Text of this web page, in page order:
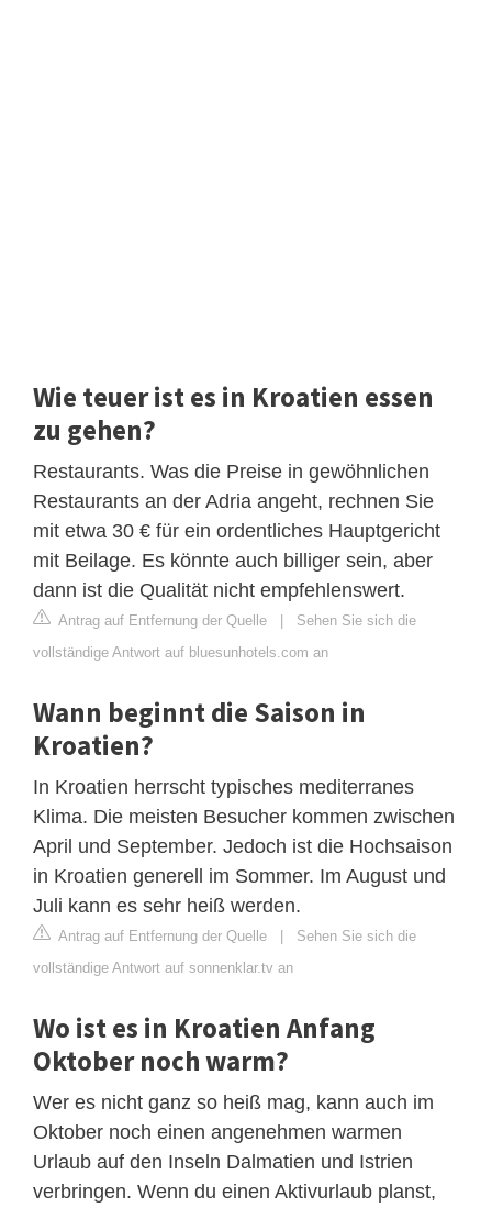
Wie teuer ist es in Kroatien essen
zu gehen?
Restaurants. Was die Preise in gewöhnlichen
Restaurants an der Adria angeht, rechnen Sie
mit etwa 30 € für ein ordentliches Hauptgericht
mit Beilage. Es könnte auch billiger sein, aber
dann ist die Qualität nicht empfehlenswert.
Antrag auf Entfernung der Quelle | Sehen Sie sich die
vollständige Antwort auf bluesunhotels.com an
Wann beginnt die Saison in
Kroatien?
In Kroatien herrscht typisches mediterranes
Klima. Die meisten Besucher kommen zwischen
April und September. Jedoch ist die Hochsaison
in Kroatien generell im Sommer. Im August und
Juli kann es sehr heiß werden.
Antrag auf Entfernung der Quelle | Sehen Sie sich die
vollständige Antwort auf sonnenklar.tv an
Wo ist es in Kroatien Anfang
Oktober noch warm?
Wer es nicht ganz so heiß mag, kann auch im
Oktober noch einen angenehmen warmen
Urlaub auf den Inseln Dalmatien und Istrien
verbringen. Wenn du einen Aktivurlaub planst,